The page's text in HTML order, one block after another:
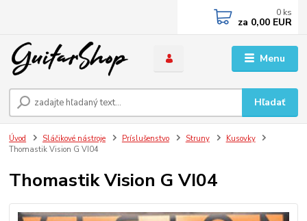
Menu
Hľadať
0 ks
za 0,00 EUR
Úvod Sláčikové nástroje Príslušenstvo Struny
Kusovky
Thomastik Vision G VI04
Thomastik Vision G VI04